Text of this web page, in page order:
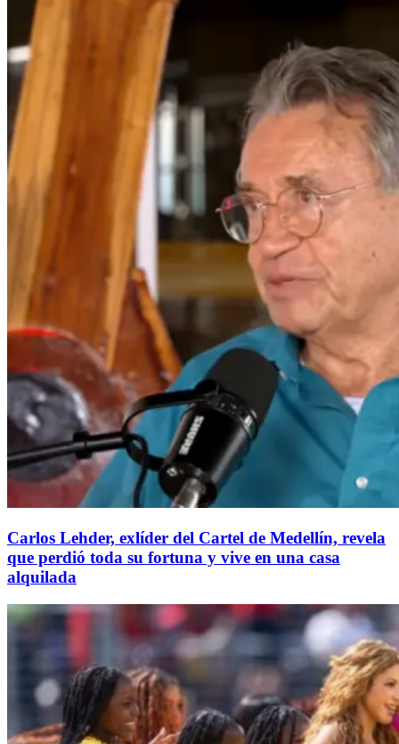
Carlos Lehder, exlíder del Cartel de Medellín, revela
que perdió toda su fortuna y vive en una casa
alquilada